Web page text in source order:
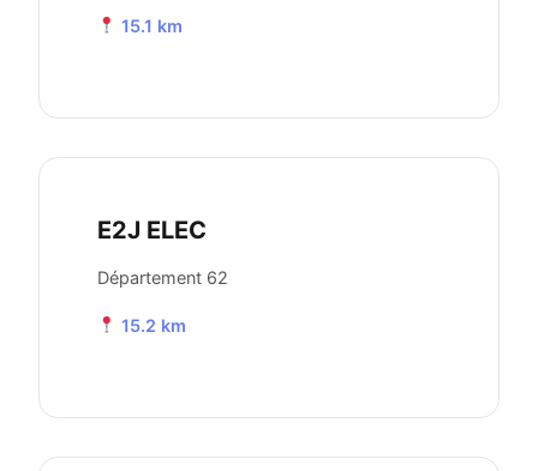
15.1 km
E2J ELEC
Département 62
15.2 km